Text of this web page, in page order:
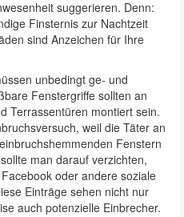
suggerieren. Denn:
Finsternis zur Nachtzeit
sind Anzeichen für Ihre
unbedingt ge- und
Fenstergriffe sollten an
Terrassentüren montiert sein.
weil die Täter an
Fenstern
man darauf verzichten,
oder andere soziale
Einträge sehen nicht nur
auch potenzielle Einbrecher.